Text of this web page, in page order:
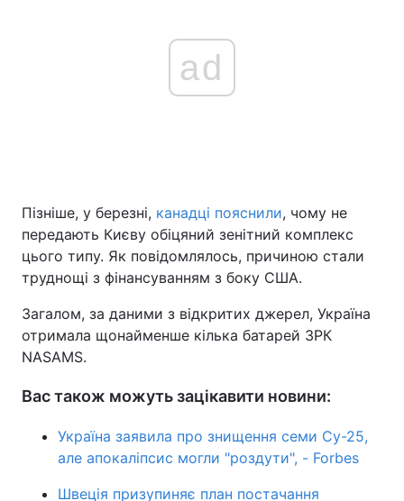
ad
Пізніше, у березні, канадці пояснили, чому не
передають Києву обіцяний зенітний комплекс
цього типу. Як повідомлялось, причиною стали
труднощі з фінансуванням з боку США.
Загалом, за даними з відкритих джерел, Україна
отримала щонайменше кілька батарей ЗРК
NASAMS.
Вас також можуть зацікавити новини:
Україна заявила про знищення семи Су-25,
але апокаліпсис могли "роздути", - Forbes
Швеція призупиняє план постачання